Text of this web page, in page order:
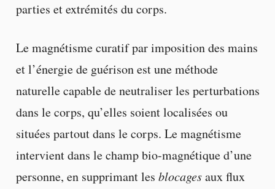
parties et extrémités du corps.
Le magnétisme curatif par imposition des mains
et l’énergie de guérison est une méthode
naturelle capable de neutraliser les perturbations
dans le corps, qu’elles soient localisées ou
situées partout dans le corps. Le magnétisme
intervient dans le champ bio-magnétique d’une
personne, en supprimant les blocagesaux flux